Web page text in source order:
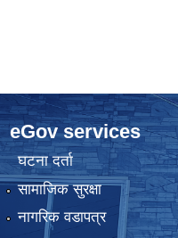
eGov services
घटना दर्ता
सामाजिक सुरक्षा
नागरिक वडापत्र